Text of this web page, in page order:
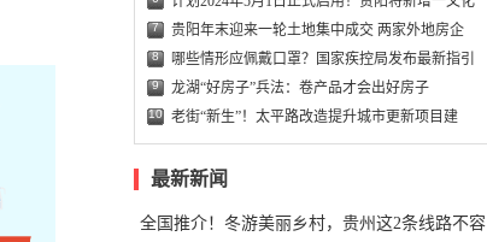
7 贵阳年末迎来一轮土地集中成交 两家外地房企
8 哪些情形应佩戴口罩？国家疾控局发布最新指引
9 龙湖“好房子”兵法：卷产品才会出好房子
10 老街“新生”！太平路改造提升城市更新项目建
最新新闻
全国推介！冬游美丽乡村，贵州这2条线路不容